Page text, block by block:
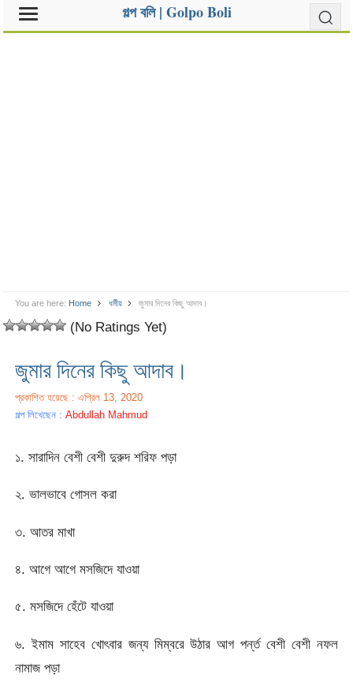
গল্প বলি | Golpo Boli
You are here: Home ধর্মীয় জুমার দিনের কিছু আদাব।
(No Ratings Yet)
জুমার দিনের কিছু আদাব।
প্রকাশিত হয়েছে : এপ্রিল 13, 2020
গল্প লিখেছেন :Abdullah Mahmud
১. সারাদিন বেশী বেশী দুরুদ শরিফ পড়া
২. ভালভাবে গোসল করা
৩. আতর মাখা
৪. আগে আগে মসজিদে যাওয়া
৫. মসজিদে হেঁটে যাওয়া
৬. ইমাম সাহেব খোৎবার জন্য মিম্বরে উঠার আগ পর্ন্ত বেশী বেশী নফল
নামাজ পড়া